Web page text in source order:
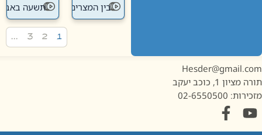
בין המצרים תשעה באב
1, כוכב יעקב
02-6550500